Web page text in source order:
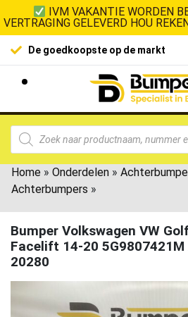
IVM VAKANTIE WORDEN
VERTRAGING GELEVERD HOU
De goedkoopste op de markt
Home » Onderdelen »
Achterbumpers »
Bumper Volkswagen VW
Facelift 14-20
20280